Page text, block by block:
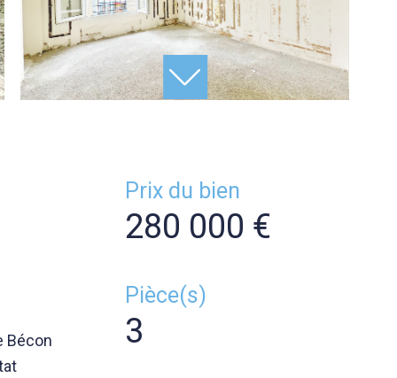
Bécon
Prix du bien
280 000 €
Pièce(s)
3